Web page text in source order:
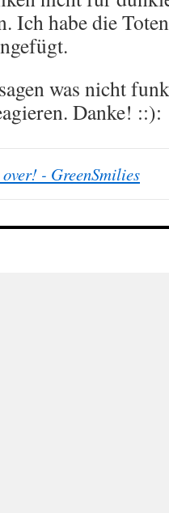
Ich habe die
was nicht
Danke! ::):
- GreenSmilies